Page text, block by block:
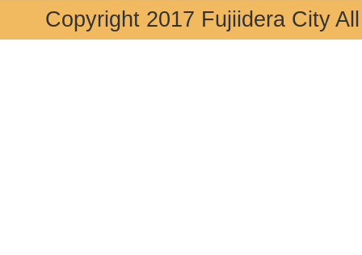
Copyright 2017 Fujiidera City